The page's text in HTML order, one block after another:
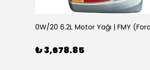
₺ 3,678.85